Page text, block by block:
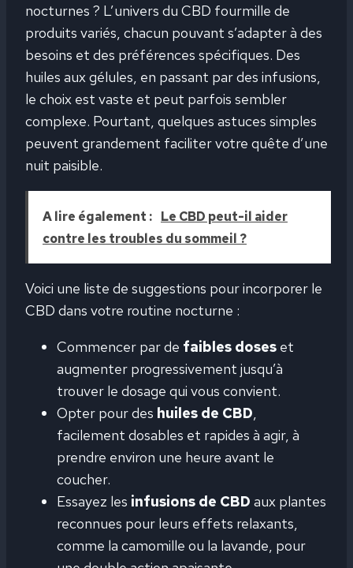
nocturnes ? L’univers du CBD fourmille de
produits variés, chacun pouvant s’adapter à des
besoins et des préférences spécifiques. Des
huiles aux gélules, en passant par des infusions,
le choix est vaste et peut parfois sembler
complexe. Pourtant, quelques astuces simples
peuvent grandement faciliter votre quête d’une
nuit paisible.
A lire également : Le CBD peut-il aider
contre les troubles du sommeil ?
Voici une liste de suggestions pour incorporer le
CBD dans votre routine nocturne :
Commencer par de faibles doses et
augmenter progressivement jusqu’à
trouver le dosage qui vous convient.
Opter pour des huiles de CBD,
facilement dosables et rapides à agir, à
prendre environ une heure avant le
coucher.
Essayez les infusions de CBD aux plantes
reconnues pour leurs effets relaxants,
comme la camomille ou la lavande, pour